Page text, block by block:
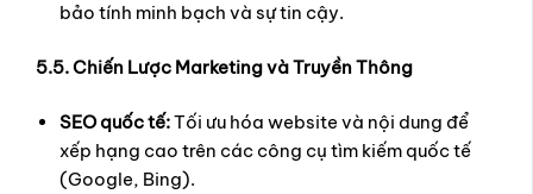
bảo tính minh bạch và sự tin cậy.
5.5. Chiến Lược Marketing và Truyền Thông
SEO quốc tế:Tối ưu hóa website và nội dung để
xếp hạng cao trên các công cụ tìm kiếm quốc tế
(Google, Bing).